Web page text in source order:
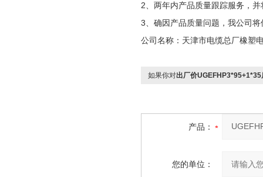
2、两年内产品质量跟踪服务，
3、确因产品质量问题，我公司
公司名称：天津市电缆总厂橡塑
如果你对出厂价UGEFHP3*95+1*35
产品：
您的单位：